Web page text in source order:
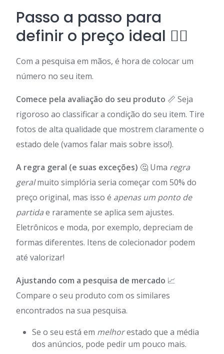
Passo a passo para
definir o preço ideal 🚶‍♀️
Com a pesquisa em mãos, é hora de colocar um
número no seu item.
Comece pela avaliação do seu produto 📏 Seja
rigoroso ao classificar a condição do seu item. Tire
fotos de alta qualidade que mostrem claramente o
estado dele (vamos falar mais sobre isso!).
A regra geral (e suas exceções) 🤔 Uma regra
geralmuito simplória seria começar com 50% do
preço original, mas isso é apenas um ponto de
partidae raramente se aplica sem ajustes.
Eletrônicos e moda, por exemplo, depreciam de
formas diferentes. Itens de colecionador podem
até valorizar!
Ajustando com a pesquisa de mercado 📈
Compare o seu produto com os similares
encontrados na sua pesquisa.
Se o seu está em melhorestado que a média
dos anúncios, pode pedir um pouco mais.